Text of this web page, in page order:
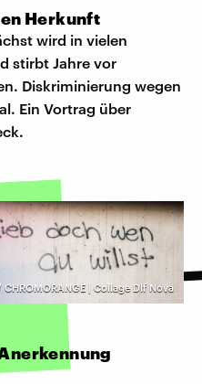
Herkunft
wird in vielen
stirbt Jahre vor
Diskriminierung wegen
Ein Vortrag über
| Collage Dlf Nova